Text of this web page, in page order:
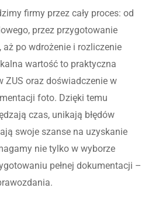
firmy przez cały proces: od
przez przygotowanie
po wdrożenie i rozliczenie
wartość to praktyczna
ZUS oraz doświadczenie w
foto. Dzięki temu
czas, unikają błędów
swoje szanse na uzyskanie
nie tylko w wyborze
pełnej dokumentacji –